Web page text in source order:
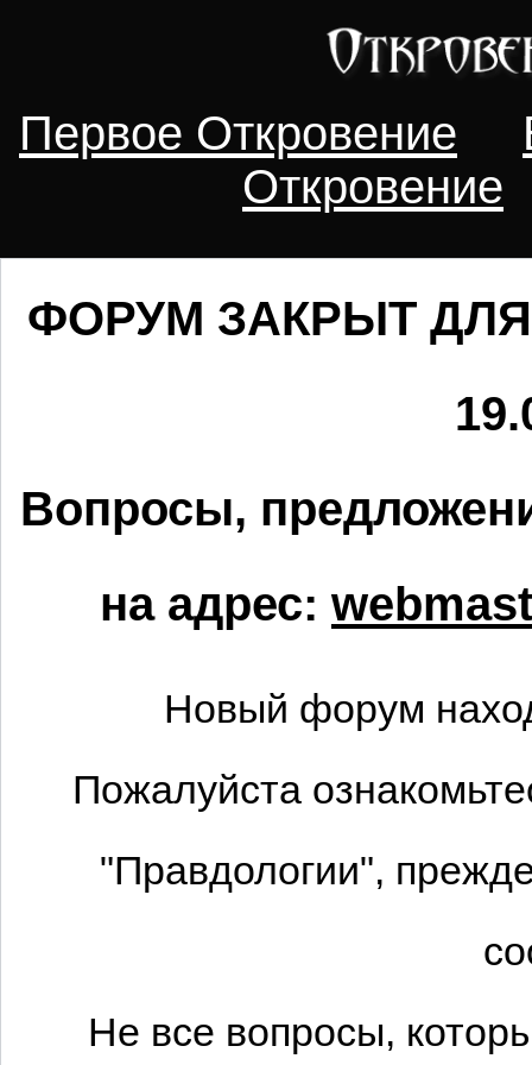
Первое Откровение
Откровение
ФОРУМ ЗАКРЫТ
Вопросы,
на адрес:
Новый форум
Пожалуйста
"Правдологии",
Не все вопросы,